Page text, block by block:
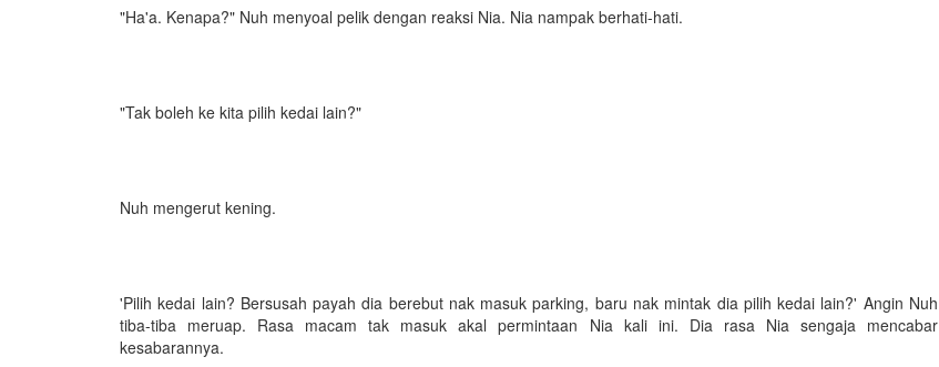
"Ha'a. Kenapa?" Nuh menyoal pelik dengan reaksi Nia. Nia nampak berhati-hati.
"Tak boleh ke kita pilih kedai lain?"
Nuh mengerut kening.
'Pilih kedai lain? Bersusah payah dia berebut nak masuk parking, baru nak mintak dia pilih kedai lain?' Angin Nuh
tiba-tiba meruap. Rasa macam tak masuk akal permintaan Nia kali ini. Dia rasa Nia sengaja mencabar
kesabarannya.